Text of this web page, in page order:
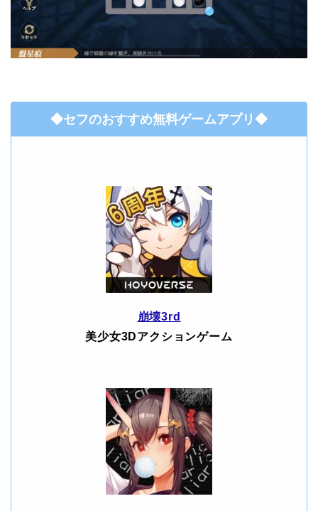
◆セフのおすすめ無料ゲームアプリ◆
崩壊3rd
美少女3Dアクションゲーム